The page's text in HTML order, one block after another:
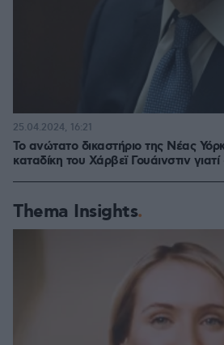
Το ανώτατο δικαστήριο της Νέας
καταδίκη του Χάρβεϊ Γουάινστιν γιατί
25.04.2024, 16:21
Thema Insights